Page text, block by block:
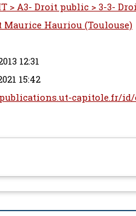
> A3- Droit public > 3-3-
Hauriou (Toulouse)
12:31
15:42
capitole.fr/